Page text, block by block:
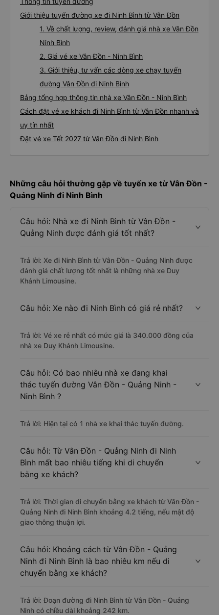
Giới thiệu tuyến đường xe đi Ninh Bình từ Vân Đồn
1. Về chất lượng, review, đánh giá nhà xe Vân Đồn
Ninh Bình
2. Giá vé xe Vân Đồn - Ninh Bình
3. Giới thiệu, tư vấn các dòng xe chạy tuyến
đường Vân Đồn đi Ninh Bình
Bảng tổng hợp thông tin nhà xe Vân Đồn - Ninh Bình
Cách đặt vé xe khách đi Ninh Bình từ Vân Đồn nhanh và
uy tín nhất
Đặt vé xe Tết 2027 từ Vân Đồn đi Ninh Bình
Những câu hỏi thường gặp về tuyến xe từ Vân Đồn -
Quảng Ninh đi Ninh Bình
Câu hỏi: Nhà xe đi Ninh Bình từ Vân Đồn -
Quảng Ninh được đánh giá tốt nhất?
Trả lời: Xe đi Ninh Bình từ Vân Đồn - Quảng Ninh được
đánh giá chất lượng tốt nhất là những nhà xe Duy
Khánh Limousine.
Câu hỏi: Xe nào đi Ninh Bình có giá rẻ nhất?
Trả lời: Vé xe rẻ nhất có mức giá là 340.000 đồng của
nhà xe Duy Khánh Limousine.
Câu hỏi: Có bao nhiêu nhà xe đang khai
thác tuyến đường Vân Đồn - Quảng Ninh -
Ninh Bình ?
Trả lời: Hiện tại có 1 nhà xe khai thác tuyến đường.
Câu hỏi: Từ Vân Đồn - Quảng Ninh đi Ninh
Bình mất bao nhiêu tiếng khi di chuyển
bằng xe khách?
Trả lời: Thời gian di chuyển bằng xe khách từ Vân Đồn -
Quảng Ninh đi Ninh Bình khoảng 4.2 tiếng, nếu mật độ
giao thông thuận lợi.
Câu hỏi: Khoảng cách từ Vân Đồn - Quảng
Ninh đi Ninh Bình là bao nhiêu km nếu di
chuyển bằng xe khách?
Trả lời: Đoạn đường đi Ninh Bình từ Vân Đồn - Quảng
Ninh có chiều dài khoảng 242 km.